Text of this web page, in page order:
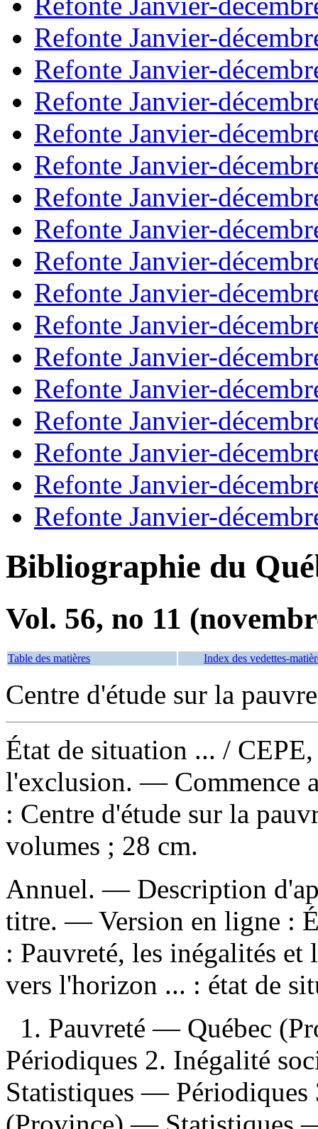
Refonte Janvier-
Refonte Janvier-
Refonte Janvier-
Refonte Janvier-
Refonte Janvier-
Refonte Janvier-
Refonte Janvier-
Refonte Janvier-
Refonte Janvier-
Refonte Janvier-
Refonte Janvier-
Refonte Janvier-
Refonte Janvier-
Refonte Janvier-
Refonte Janvier-
Refonte Janvier-
Bibliographie du
Vol. 56, no 11
Table des matières Index des vedettes-
Centre d'étude sur la
État de situation ... /
l'exclusion. — Commence
: Centre d'étude sur la
volumes ; 28 cm.
Annuel. — Description
titre. —Version en ligne :
: Pauvreté, les inégalités
vers l'horizon ... : état de
1. Pauvreté — Québec
Périodiques 2. Inégalité
Statistiques —